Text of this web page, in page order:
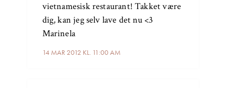
14 MAR 2012 KL. 11:00 AM
vietnamesisk restaurant! Takket være
dig, kan jeg selv lave det nu <3
Marinela